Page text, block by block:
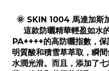
🌞 SKIN 1004 馬達加斯
這款防曬精華輕盈如水
PA++++的高防曬指數，
明質酸和積雪草萃取，瞬
水潤光滑。而且，添加了